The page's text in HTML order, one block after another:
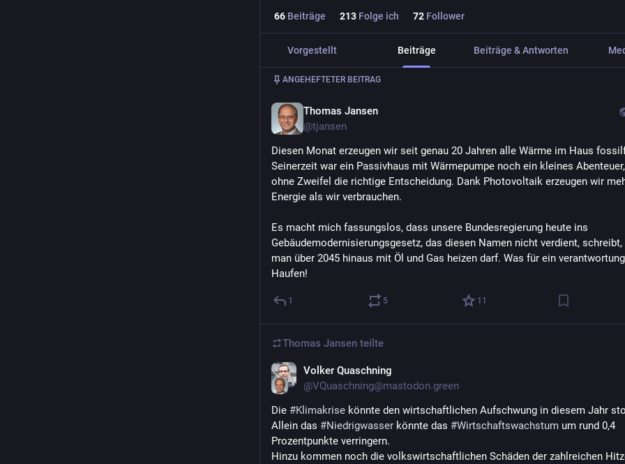
66 Beiträge 213 Folge ich 72 Follower
Vorgestellt Beiträge Beiträge & Antworten
ANGEHEFTETER BEITRAG
Thomas Jansen
@tjansen
Diesen Monat erzeugen wir seit genau 20 Jahren alle Wärme im Haus
Seinerzeit war ein Passivhaus mit Wärmepumpe noch ein kleines
ohne Zweifel die richtige Entscheidung. Dank Photovoltaik erzeugen wir
Energie als wir verbrauchen.
Es macht mich fassungslos, dass unsere Bundesregierung heute ins
Gebäudemodernisierungsgesetz, das diesen Namen nicht verdient, schreibt,
man über 2045 hinaus mit Öl und Gas heizen darf. Was für ein
Haufen!
1 5 11
Thomas Jansen teilte
Volker Quaschning
@VQuaschning@mastodon.green
Die #Klimakrise könnte den wirtschaftlichen Aufschwung in diesem Jahr
Allein das #Niedrigwasser könnte das #Wirtschaftswachstum um rund 0,4
Prozentpunkte verringern.
Hinzu kommen noch die volkswirtschaftlichen Schäden der zahlreichen